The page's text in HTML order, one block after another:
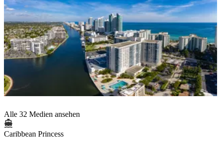
Alle 32 Medien ansehen
Caribbean Princess